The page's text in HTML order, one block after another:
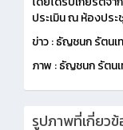
ประเมิน ณ ห้องประ
ข่าว : ธัญชนก รัตนเ
ภาพ : ธัญชนก รัตน
รูปภาพที่เกี่ยว